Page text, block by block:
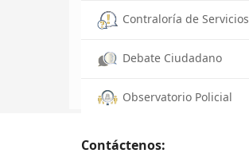
Contraloría de Servicios
Debate Ciudadano
Observatorio Policial
Contáctenos: